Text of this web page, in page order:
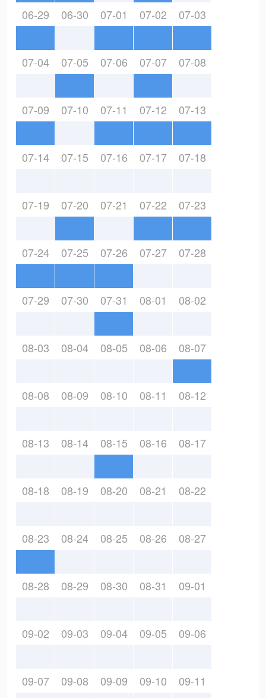
06-29 06-30 07-01 07-02 07-03
07-04 07-05 07-06 07-07 07-08
07-09 07-10 07-11 07-12 07-13
07-14 07-15 07-16 07-17 07-18
07-19 07-20 07-21 07-22 07-23
07-24 07-25 07-26 07-27 07-28
07-29 07-30 07-31 08-01 08-02
08-03 08-04 08-05 08-06 08-07
08-08 08-09 08-10 08-11 08-12
08-13 08-14 08-15 08-16 08-17
08-18 08-19 08-20 08-21 08-22
08-23 08-24 08-25 08-26 08-27
08-28 08-29 08-30 08-31 09-01
09-02 09-03 09-04 09-05 09-06
09-07 09-08 09-09 09-10 09-11